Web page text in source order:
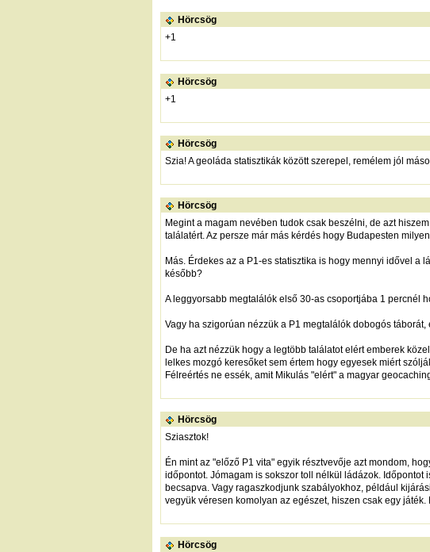
Hörcsög
+1
Hörcsög
+1
Hörcsög
Szia! A geoláda statisztikák között szerepel, remélem jól
Hörcsög
Megint a magam nevében tudok csak beszélni, de azt
találatért. Az persze már más kérdés hogy Budapesten
Más. Érdekes az a P1-es statisztika is hogy mennyi idővel
később?
A leggyorsabb megtalálók első 30-as csoportjába 1 percnél
Vagy ha szigorúan nézzük a P1 megtalálók dobogós
De ha azt nézzük hogy a legtöbb találatot elért emberek
lelkes mozgó keresőket sem értem hogy egyesek miért
Félreértés ne essék, amit Mikulás "elért" a magyar
Hörcsög
Sziasztok!
Én mint az "előző P1 vita" egyik résztvevője azt mondom,
időpontot. Jómagam is sokszor toll nélkül ládázok. Időpontot
becsapva. Vagy ragaszkodjunk szabályokhoz, például
vegyük véresen komolyan az egészet, hiszen csak egy
Hörcsög